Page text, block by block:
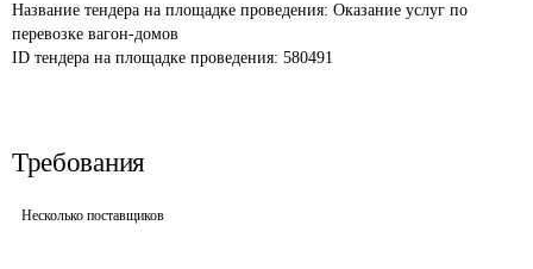
Название тендера на площадке проведения: Оказание услуг по
перевозке вагон-домов
ID тендера на площадке проведения: 580491
Требования
Несколько поставщиков